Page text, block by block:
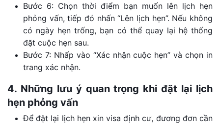
Bước 6: Chọn thời điểm bạn muốn lên lịch hẹn
phỏng vấn, tiếp đó nhấn “Lên lịch hẹn”. Nếu không
có ngày hẹn trống, bạn có thể quay lại hệ thống
đặt cuộc hẹn sau.
Bước 7: Nhấp vào “Xác nhận cuộc hẹn” và chọn in
trang xác nhận.
4. Những lưu ý quan trọng khi đặt lại lịch
hẹn phỏng vấn
Để đặt lại lịch hẹn xin visa định cư, đương đơn cần